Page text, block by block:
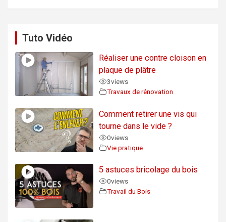
Tuto Vidéo
Réaliser une contre cloison en
plaque de plâtre
3views
Travaux de rénovation
Comment retirer une vis qui
tourne dans le vide ?
0views
Vie pratique
5 astuces bricolage du bois
0views
Travail du Bois